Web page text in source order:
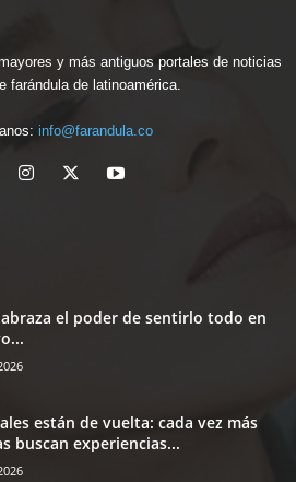
y más antiguos portales de noticias
farándula de latinoamérica.
info@farandula.co
abraza el poder de sentirlo todo en
están de vuelta: cada vez más
buscan experiencias...